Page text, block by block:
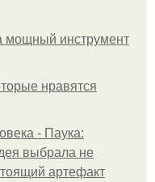
мощный инструмент
нравятся
- Паука:
выбрала не
артефакт